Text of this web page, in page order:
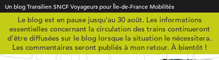
Un blog Transilien SNCF Voyageurs pour Île-de-France Mobilités
Le blog est en pause jusqu'au 30 août. Les informations
essentielles concernant la circulation des trains continueront
d'être diffusées sur le blog lorsque la situation le nécessitera.
Les commentaires seront publiés à mon retour. À bientôt !